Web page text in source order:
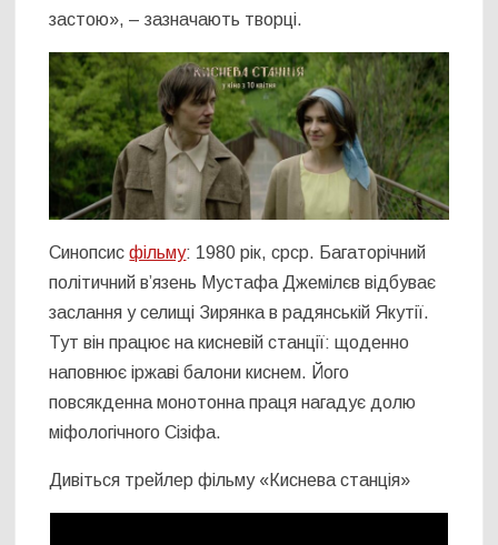
застою», – зазначають творці.
Синопсисфільму: 1980 рік, срср. Багаторічний
політичний вʼязень Мустафа Джемілєв відбуває
заслання у селищі Зирянка в радянській Якутії.
Тут він працює на кисневій станції: щоденно
наповнює іржаві балони киснем. Його
повсякденна монотонна праця нагадує долю
міфологічного Сізіфа.
Дивіться трейлер фільму «Киснева станція»